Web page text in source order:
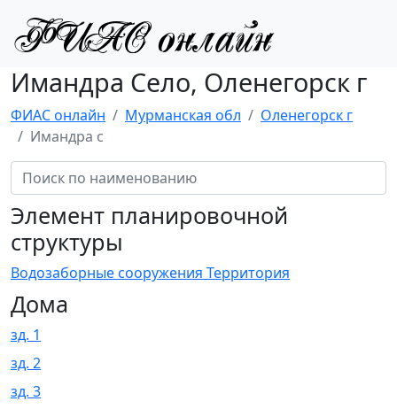
Имандра Село, Оленегорск г
ФИАС онлайн Мурманская обл
Оленегорск г
Имандра с
Элемент планировочной
структуры
Водозаборные сооружения Территория
Дома
зд. 1
зд. 2
зд. 3